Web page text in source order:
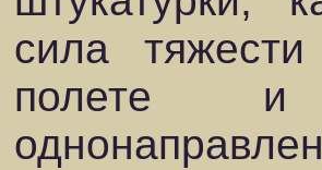
сила
полете и